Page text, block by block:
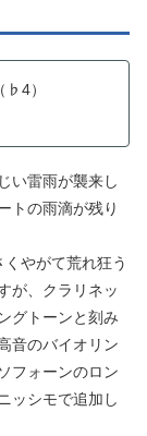
）
い雷雨が襲来し
トの雨滴が残り
やがて荒れ狂う
が、クラリネッ
グトーンと刻み
音のバイオリン
フォーンのロン
ッシモで追加し